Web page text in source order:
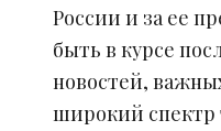
России и за ее
быть в курсе
новостей,
широкий спектр